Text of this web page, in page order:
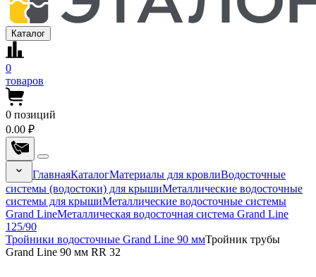
Каталог
0
товаров
0 позиций
0.00 ₽
ГлавнаяКаталогМатериалы для кровлиВодосточные
системы (водостоки) для крышиМеталлические водосточные
системы для крышиМеталлические водосточные системы
Grand LineМеталлическая водосточная система Grand Line
125/90
Тройники водосточные Grand Line 90 ммТройник трубы
Grand Line 90 мм RR 32